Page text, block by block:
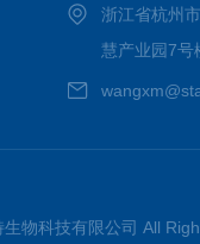
浙江省杭州
慧产业园7号
物科技有限公司 All